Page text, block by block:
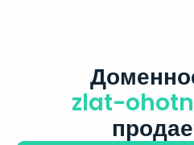
zlat-